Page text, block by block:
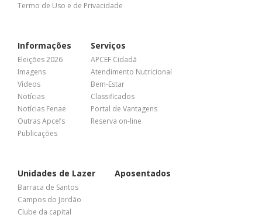
Termo de Uso e de Privacidade
Informações
Eleições 2026
Imagens
Vídeos
Notícias
Notícias Fenae
Outras Apcefs
Publicações
Serviços
APCEF Cidadã
Atendimento Nutricional
Bem-Estar
Classificados
Portal de Vantagens
Reserva on-line
Unidades de Lazer
Barraca de Santos
Campos do Jordão
Clube da capital
Aposentados